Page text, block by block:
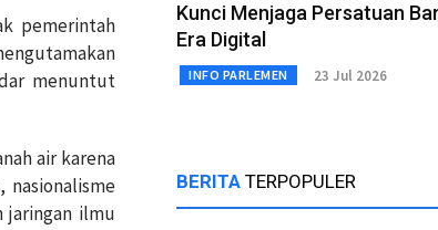
pemerintah
menuntut
air karena
jaringan ilmu
Kunci Menjaga Persatuan
Era Digital
INFO PARLEMEN 23 Jul 2026
BERITA TERPOPULER